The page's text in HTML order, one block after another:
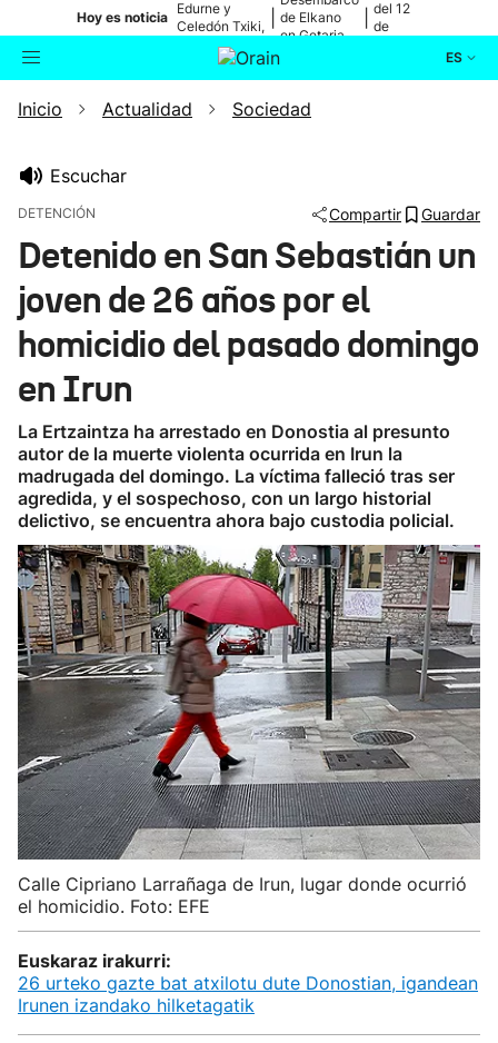
Hoy es noticia
Edurne y
Celedón Txiki,
en directo
de Elkano
en Getaria
del 12
de
ES
Buscador Actualidad
Ikusmiran
Eguraldia
Inicio Actualidad Sociedad
Escuchar
DETENCIÓN Compartir Guardar
Detenido en San Sebastián un
joven de 26 años por el
homicidio del pasado domingo
en Irun
La Ertzaintza ha arrestado en Donostia al presunto
autor de la muerte violenta ocurrida en Irun la
madrugada del domingo. La víctima falleció tras ser
agredida, y el sospechoso, con un largo historial
delictivo, se encuentra ahora bajo custodia policial.
Calle Cipriano Larrañaga de Irun, lugar donde ocurrió
el homicidio. Foto: EFE
Euskaraz irakurri:
26 urteko gazte bat atxilotu dute Donostian, igandean
Irunen izandako hilketagatik